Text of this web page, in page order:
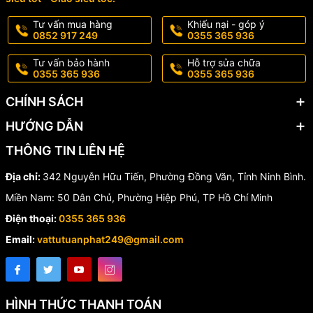
Tiên, Tỉnh Hà Nam
📞 Hotline:0355 365 936
📧 Email:vattutuanphat249@gmail.com
🌐 Website:vattutuanphat.vn (hoặc địa chỉ web của bạn)
Vật Tư Tuấn Phát
Sản phẩmchính hãng 100%
Giá tốt nhất thị trường
Giao hàng nhanh chóng, hỗ trợ kỹ thuật tận tâm
Tư vấn mua hàng
0852 917 249
Khiếu nại - góp ý
0355 365 936
Tư vấn bảo hành
0355 365 936
Hỗ trợ sửa chữa
0355 365 936
CHÍNH SÁCH
HƯỚNG DẪN
THÔNG TIN LIÊN HỆ
Địa chỉ: 342 Nguyễn Hữu Tiến, Phường Đồng Văn, Tỉnh Ninh Bình.
Miền Nam: 50 Dân Chủ, Phường Hiệp Phú, TP Hồ Chí Minh
Điện thoại:0355 365 936
Email:vattutuanphat249@gmail.com
HÌNH THỨC THANH TOÁN